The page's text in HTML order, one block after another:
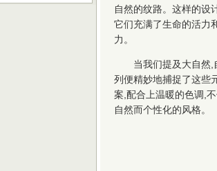
自然的纹路。这样的设
它们充满了生命的活力
力。
当我们提及大自然
列便精妙地捕捉了这些
案,配合上温暖的色调,
自然而个性化的风格。